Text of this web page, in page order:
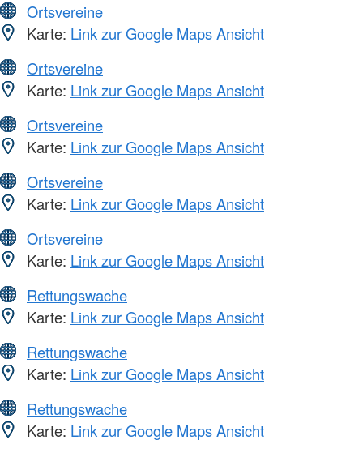
Ortsvereine
Karte: Link zur Google Maps Ansicht
Ortsvereine
Karte: Link zur Google Maps Ansicht
Ortsvereine
Karte: Link zur Google Maps Ansicht
Ortsvereine
Karte: Link zur Google Maps Ansicht
Ortsvereine
Karte: Link zur Google Maps Ansicht
Rettungswache
Karte: Link zur Google Maps Ansicht
Rettungswache
Karte: Link zur Google Maps Ansicht
Rettungswache
Karte: Link zur Google Maps Ansicht